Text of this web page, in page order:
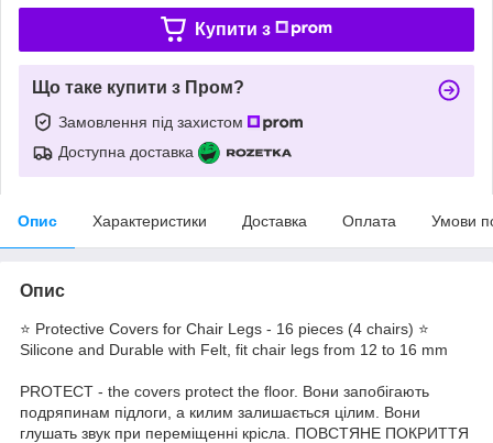
Купити з
Що таке купити з Пром?
Замовлення під захистом
Доступна доставка
Опис Характеристики Доставка Оплата Умови
Опис
⭐ Protective Covers for Chair Legs - 16 pieces (4 chairs) ⭐
Silicone and Durable with Felt, fit chair legs from 12 to 16 mm
PROTECT - the covers protect the floor. Вони запобігають
подряпинам підлоги, а килим залишається цілим. Вони
глушать звук при переміщенні крісла. ПОВСТЯНЕ ПОКРИТТЯ